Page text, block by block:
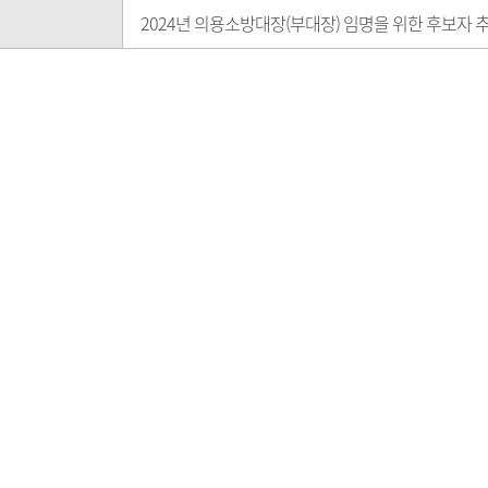
2024년 의용소방대장(부대장) 임명을 위한 후보자